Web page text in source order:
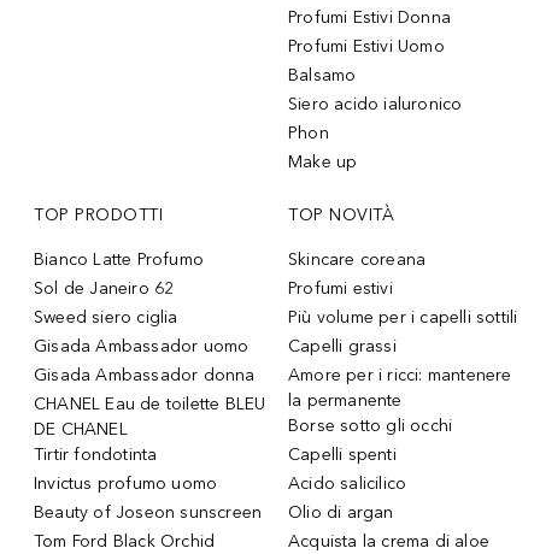
Profumi Estivi Donna
Profumi Estivi Uomo
Balsamo
Siero acido ialuronico
Phon
Make up
TOP PRODOTTI
Bianco Latte Profumo
Sol de Janeiro 62
Sweed siero ciglia
Gisada Ambassador uomo
Gisada Ambassador donna
CHANEL Eau de toilette BLEU
DE CHANEL
Tirtir fondotinta
Invictus profumo uomo
Beauty of Joseon sunscreen
Tom Ford Black Orchid
TOP NOVITÀ
Skincare coreana
Profumi estivi
Più volume per i capelli sottili
Capelli grassi
Amore per i ricci: mantenere
la permanente
Borse sotto gli occhi
Capelli spenti
Acido salicilico
Olio di argan
Acquista la crema di aloe